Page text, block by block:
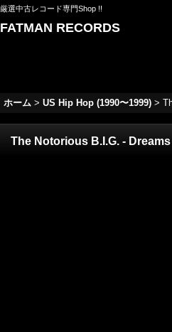
厳選中古レコード専門Shop !!
FATMAN RECORDS
ホーム > US Hip Hop (1990〜1999) >
The Notorious B.I.G. -